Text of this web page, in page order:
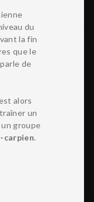
du
la fin
que le
de
alors
un
groupe
carpien.